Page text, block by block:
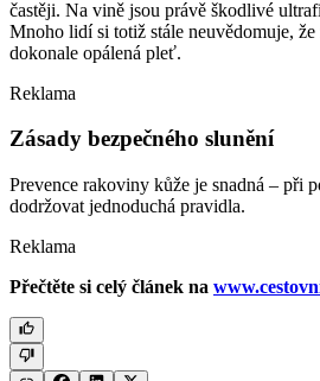
častěji. Na vině jsou právě škodlivé
Mnoho lidí si totiž stále neuvědomuje,
dokonale opálená pleť.
Reklama
Zásady bezpečného slunění
Prevence rakoviny kůže je snadná –⁠ při
dodržovat jednoduchá pravidla.
Reklama
Přečtěte si celý článek na